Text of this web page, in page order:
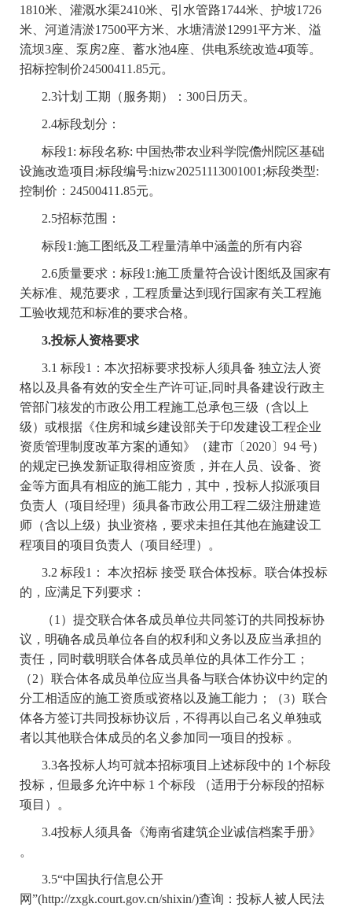
1810米、灌溉水渠2410米、引水管路1744米、护坡1726
米、河道清淤17500平方米、水塘清淤12991平方米、溢
流坝3座、泵房2座、蓄水池4座、供电系统改造4项等。
招标控制价24500411.85元。
2.3计划 工期（服务期）：300日历天。
2.4标段划分：
标段1: 标段名称: 中国热带农业科学院儋州院区基础
设施改造项目;标段编号:hizw20251113001001;标段类型:
控制价：24500411.85元。
2.5招标范围：
标段1:施工图纸及工程量清单中涵盖的所有内容
2.6质量要求：标段1:施工质量符合设计图纸及国家有
关标准、规范要求，工程质量达到现行国家有关工程施
工验收规范和标准的要求合格。
3.投标人资格要求
3.1 标段1：本次招标要求投标人须具备 独立法人资
格以及具备有效的安全生产许可证,同时具备建设行政主
管部门核发的市政公用工程施工总承包三级（含以上
级）或根据《住房和城乡建设部关于印发建设工程企业
资质管理制度改革方案的通知》（建市〔2020〕94 号）
的规定已换发新证取得相应资质，并在人员、设备、资
金等方面具有相应的施工能力，其中，投标人拟派项目
负责人（项目经理）须具备市政公用工程二级注册建造
师（含以上级）执业资格，要求未担任其他在施建设工
程项目的项目负责人（项目经理）。
3.2 标段1： 本次招标 接受 联合体投标。联合体投标
的，应满足下列要求：
（1）提交联合体各成员单位共同签订的共同投标协
议，明确各成员单位各自的权利和义务以及应当承担的
责任，同时载明联合体各成员单位的具体工作分工；
（2）联合体各成员单位应当具备与联合体协议中约定的
分工相适应的施工资质或资格以及施工能力；（3）联合
体各方签订共同投标协议后，不得再以自己名义单独或
者以其他联合体成员的名义参加同一项目的投标 。
3.3各投标人均可就本招标项目上述标段中的 1个标段
投标，但最多允许中标 1 个标段 （适用于分标段的招标
项目）。
3.4投标人须具备《海南省建筑企业诚信档案手册》
。
3.5“中国执行信息公开
网”(http://zxgk.court.gov.cn/shixin/)查询：投标人被人民法